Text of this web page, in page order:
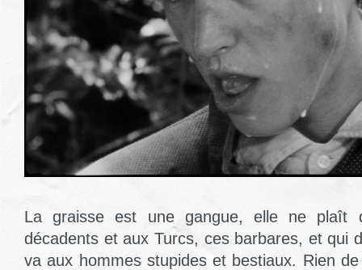
La graisse est une gangue, elle ne plaît
décadents et aux Turcs, ces barbares, et qui
va aux hommes stupides et bestiaux. Rien